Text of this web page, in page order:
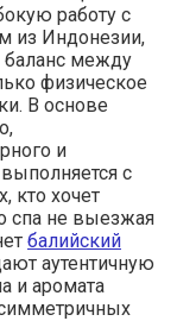
работу с
из Индонезии,
баланс между
физическое
В основе
и
с
кто хочет
спа не выезжая
балийский
аутентичную
и аромата